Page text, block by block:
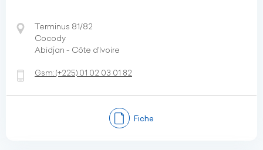
Terminus 81/82
Cocody
Abidjan - Côte d’Ivoire
Gsm:(+225) 01 02 03 01 82
Fiche